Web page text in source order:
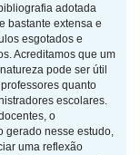
adotada
bastante extensa e
esgotados e
Acreditamos que um
pode ser útil
quanto
escolares.
o
gerado nesse estudo,
uma reflexão